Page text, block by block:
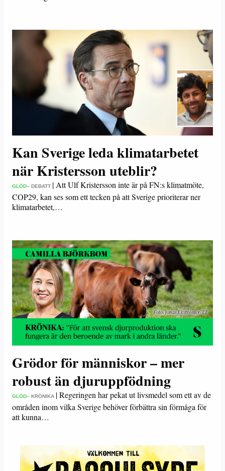
Kan Sverige leda klimatarbetet
när Kristersson uteblir?
GLÖD– DEBATT | Att Ulf Kristersson inte är på FN:s klimatmöte,
COP29, kan ses som ett tecken på att Sverige prioriterar ner
klimatarbetet,…
Grödor för människor – mer
robust än djuruppfödning
GLÖD– KRÖNIKA |Regeringen har pekat ut livsmedel som ett av de
områden inom vilka Sverige behöver förbättra sin förmåga för
att kunna…